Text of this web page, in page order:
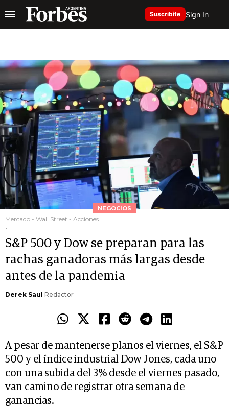
Suscribite Sign In
NEGOCIOS
Mercado - Wall Street - Acciones
.
S&P 500 y Dow se preparan para las
rachas ganadoras más largas desde
antes de la pandemia
Derek Saul Redactor
A pesar de mantenerse planos el viernes, el S&P
500 y el índice industrial Dow Jones, cada uno
con una subida del 3% desde el viernes pasado,
van camino de registrar otra semana de
ganancias.